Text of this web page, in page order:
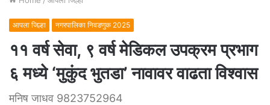
आपला जिल्हा नगरपालिका निवडणुक 2025
११ वर्ष सेवा, ९ वर्ष मेडिकल उपक्रम प्रभाग
६ मध्ये ‘मुकुंद भुतडा’ नावावर वाढता विश्वास
मनिष जाधव 9823752964